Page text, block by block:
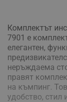
Комплектът
7901 е
елегантен,
неръждаема
правят
на къмпинг.
удобство, стил